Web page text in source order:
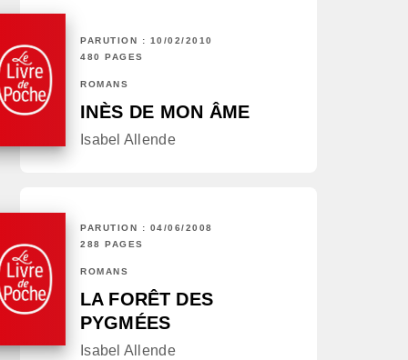
PARUTION : 10/02/2010
480 PAGES
ROMANS
INÈS DE MON ÂME
Isabel Allende
PARUTION : 04/06/2008
288 PAGES
ROMANS
LA FORÊT DES
PYGMÉES
Isabel Allende